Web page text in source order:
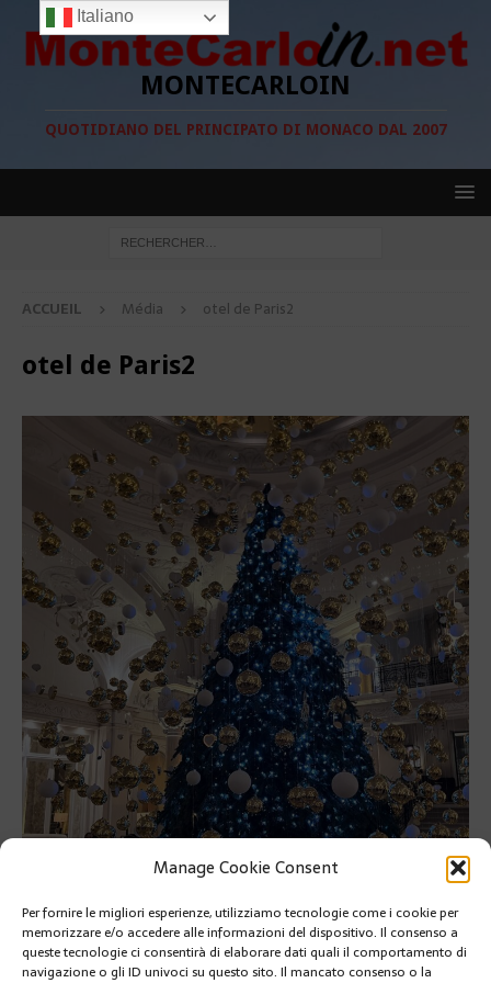
Manage Cookie Consent
Per fornire le migliori esperienze, utilizziamo tecnologie come i cookie per
memorizzare e/o accedere alle informazioni del dispositivo. Il consenso a
queste tecnologie ci consentirà di elaborare dati quali il comportamento di
navigazione o gli ID univoci su questo sito. Il mancato consenso o la
MONTECARLOIN
QUOTIDIANO DEL PRINCIPATO DI MONACO DAL 2007
ACCUEIL Média otel de Paris2
otel de Paris2
Italiano